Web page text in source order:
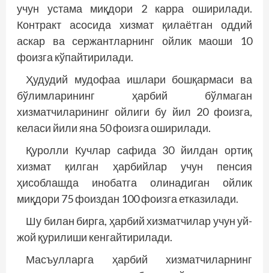
учун устама миқдори 2 карра оширилади.
Контракт асосида хизмат қилаётган оддий
аскар ва сержантларнинг ойлик маоши 10
фоизга кўпайтирилади.
Ҳудудий мудофаа ишлари бошқармаси ва
бўлимларининг ҳарбий бўлмаган
хизматчиларининг ойлиги бу йил 20 фоизга,
келаси йили яна 50 фоизга оширилади.
Қуролли Кучлар сафида 30 йилдан ортиқ
хизмат қилган ҳарбийлар учун пенсия
ҳисоблашда инобатга олинадиган ойлик
миқдори 75 фоиздан 100 фоизга етказилади.
Шу билан бирга, ҳарбий хизматчилар учун уй-
жой қурилиши кенгайтирилади.
Масъулларга ҳарбий хизматчиларнинг